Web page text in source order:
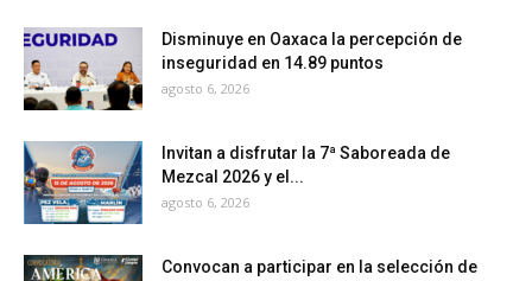
Disminuye en Oaxaca la percepción de
inseguridad en 14.89 puntos
agosto 6, 2026
Invitan a disfrutar la 7ª Saboreada de
Mezcal 2026 y el...
agosto 6, 2026
Convocan a participar en la selección de